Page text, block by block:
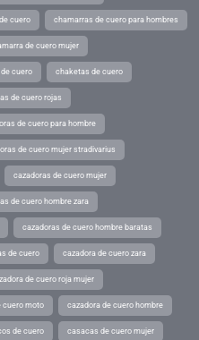
cuero chamarras de cuero para hombres
de cuero mujer
cuero chaketas de cuero
de cuero rojas
de cuero para hombre
de cuero mujer stradivarius
cazadoras de cuero mujer
de cuero hombre zara
cazadoras de cuero hombre baratas
de cuero cazadora de cuero zara
de cuero roja mujer
cuero moto cazadora de cuero hombre
de cuero casacas de cuero mujer